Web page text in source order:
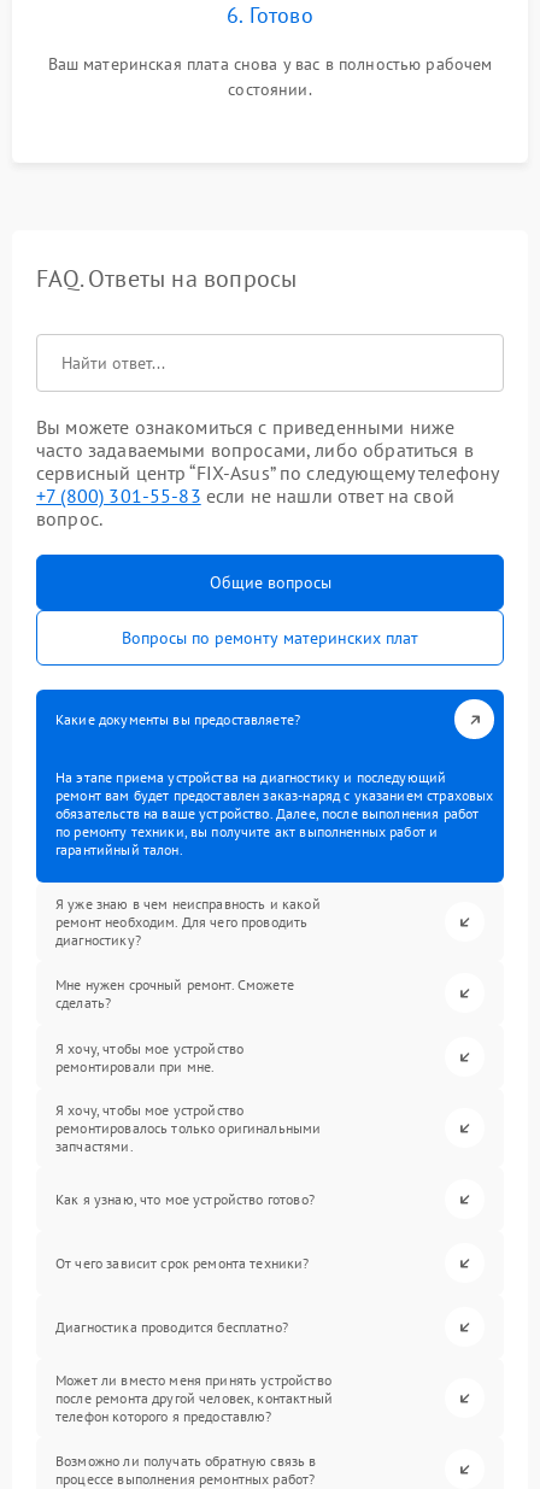
6. Готово
Ваш материнская плата снова у вас в полностью рабочем
состоянии.
FAQ. Ответы на вопросы
Вы можете ознакомиться с приведенными ниже
часто задаваемыми вопросами, либо обратиться в
сервисный центр “FIX-Asus” по следующему телефону
+7 (800) 301-55-83 если не нашли ответ на свой
вопрос.
Общие вопросы
Вопросы по ремонту материнских плат
Какие документы вы предоставляете?
На этапе приема устройства на диагностику и последующий
ремонт вам будет предоставлен заказ-наряд с указанием страховых
обязательств на ваше устройство. Далее, после выполнения работ
по ремонту техники, вы получите акт выполненных работ и
гарантийный талон.
Я уже знаю в чем неисправность и какой
ремонт необходим. Для чего проводить
диагностику?
Мне нужен срочный ремонт. Сможете
сделать?
Я хочу, чтобы мое устройство
ремонтировали при мне.
Я хочу, чтобы мое устройство
ремонтировалось только оригинальными
запчастями.
Как я узнаю, что мое устройство готово?
От чего зависит срок ремонта техники?
Диагностика проводится бесплатно?
Может ли вместо меня принять устройство
после ремонта другой человек, контактный
телефон которого я предоставлю?
Возможно ли получать обратную связь в
процессе выполнения ремонтных работ?